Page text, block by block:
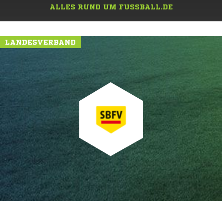
ALLES RUND UM FUSSBALL.DE
LANDESVERBAND